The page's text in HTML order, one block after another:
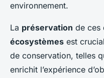
environnement.
La préservation de ces
écosystèmes est
de conservation, telles
enrichit l’expérience